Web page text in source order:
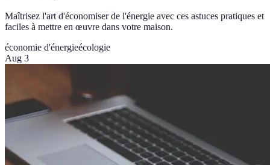
Maîtrisez l'art d'économiser de l'énergie avec ces astuces pratiques et
faciles à mettre en œuvre dans votre maison.
économie d'énergieécologie
Aug 3